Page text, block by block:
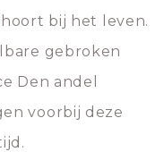
bij het leven.
gebroken
Den andel
voorbij deze